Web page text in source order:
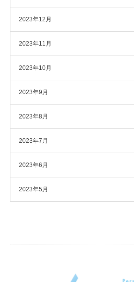
2023年12月
2023年11月
2023年10月
2023年9月
2023年8月
2023年7月
2023年6月
2023年5月